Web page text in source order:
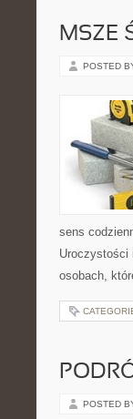
MSZE
POSTED
sens
Uroczystości
osobach,
POSTED